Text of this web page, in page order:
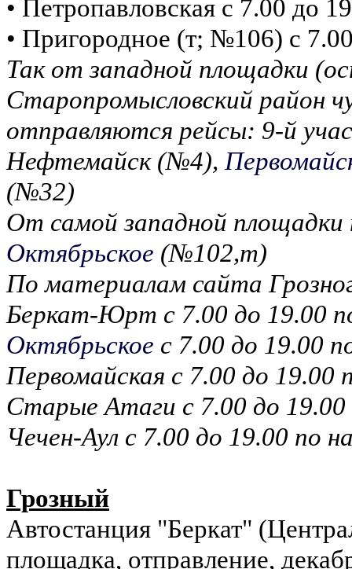
• Петропавловская с 7.00 до
• Пригородное (т; №106) с
Так от западной площадки
Старопромысловский район
отправляются рейсы: 9-й
Нефтемайск (№4),
(№32)
От самой западной площадки
Октябрьское (№102,т)
По материалам сайта
Беркат-Юрт с 7.00 до 19.00
Октябрьское с 7.00 до 19.00
Первомайская с 7.00 до 19.00
Старые Атаги с 7.00 до 19.00
Чечен-Аул с 7.00 до 19.00 по
Грозный
Автостанция "Беркат"
площадка, отправление,